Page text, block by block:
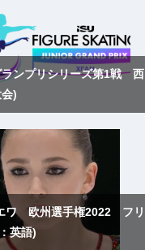
ランプリシリーズ第1戦 西
)
ワ 欧州選手権2022 フリ
英語)